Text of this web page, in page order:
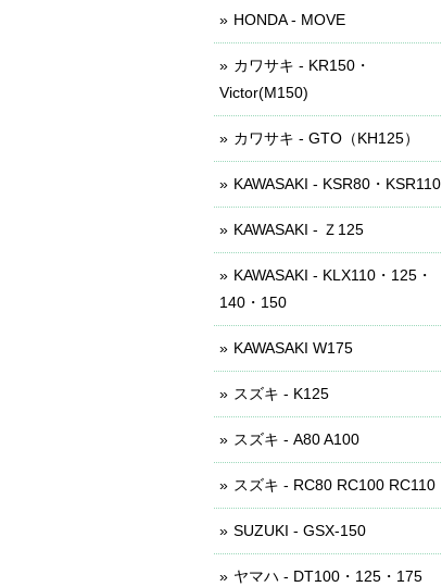
HONDA - MOVE
カワサキ - KR150・
Victor(M150)
カワサキ - GTO（KH125）
KAWASAKI - KSR80・KSR110
KAWASAKI - Ｚ125
KAWASAKI - KLX110・125・
140・150
KAWASAKI W175
スズキ - K125
スズキ - A80 A100
スズキ - RC80 RC100 RC110
SUZUKI - GSX-150
ヤマハ - DT100・125・175